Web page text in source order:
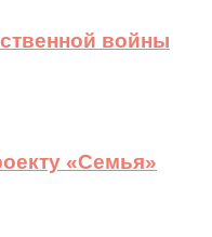
войны
«Семья»